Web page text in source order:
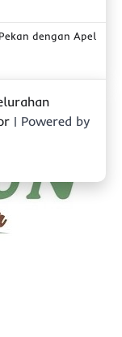
dengan Apel
| Powered by